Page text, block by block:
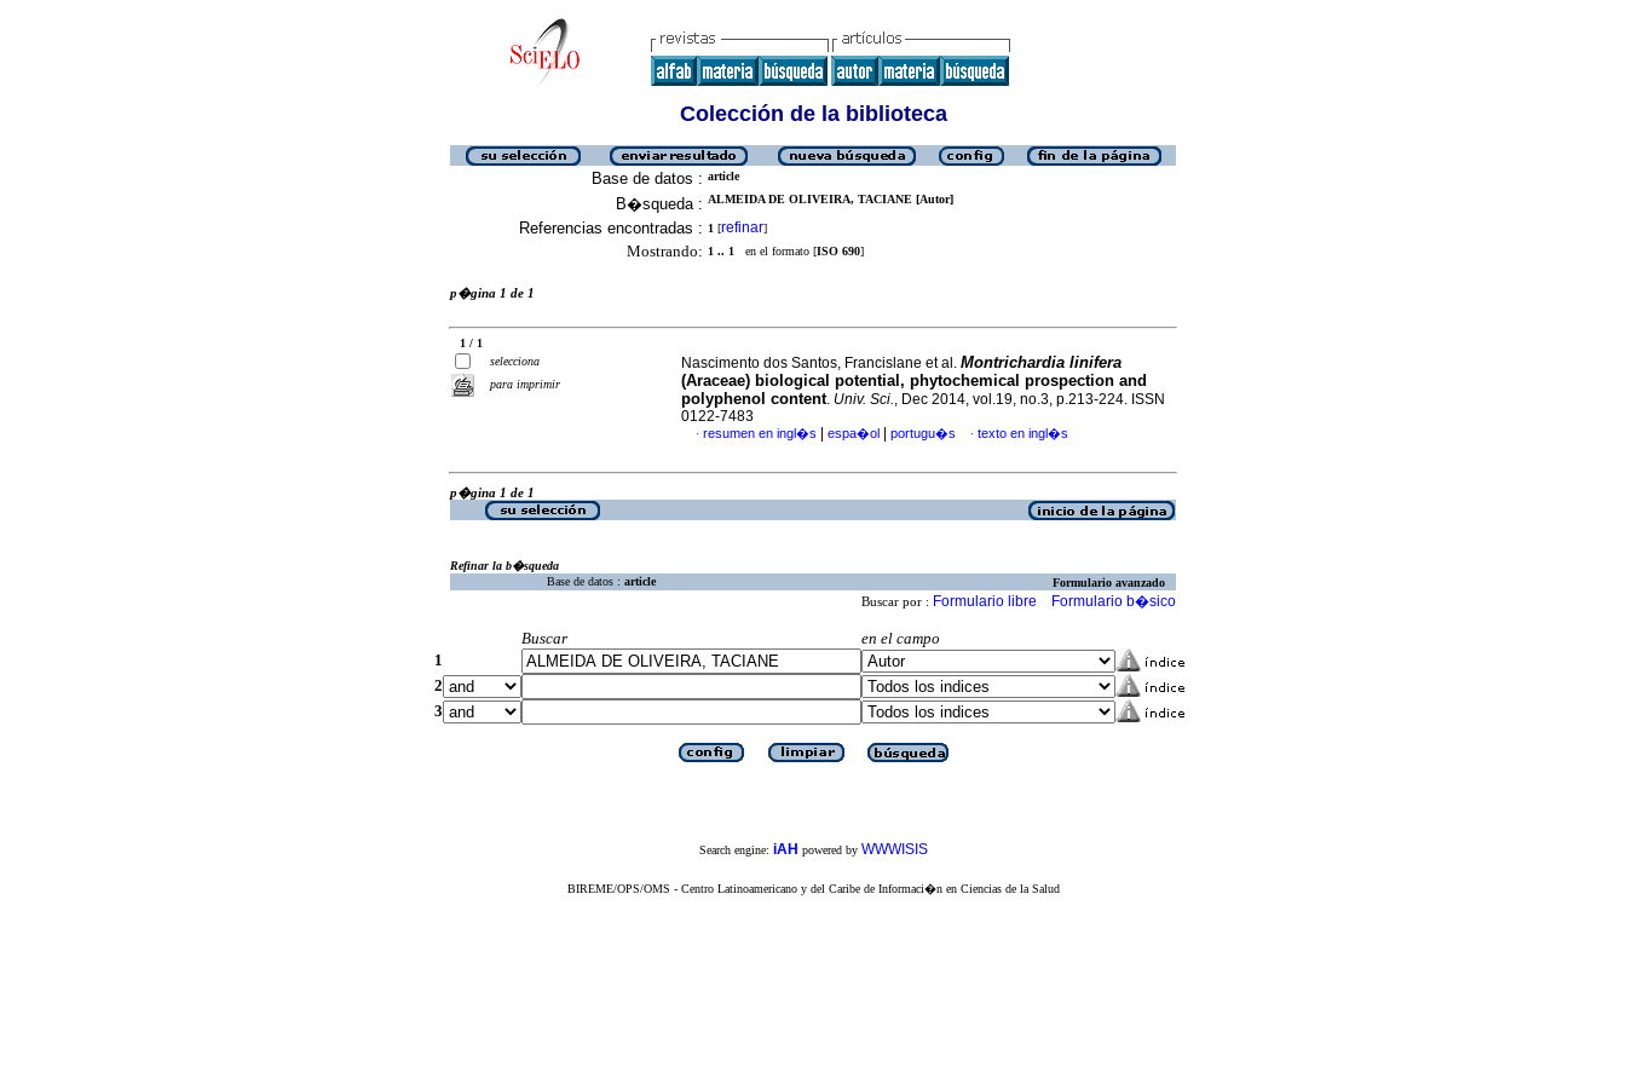
Colección de la biblioteca
Base de datos : article
B�squeda : ALMEIDA DE OLIVEIRA, TACIANE [Autor]
Referencias encontradas : 1 [refinar]
Mostrando: 1 .. 1 en el formato [ISO 690]
p�gina 1 de 1
1 / 1
selecciona
para imprimir
Nascimento dos Santos, Francislane et al. Montrichardia linifera
(Araceae) biological potential, phytochemical prospection and
polyphenol content. Univ. Sci., Dec 2014, vol.19, no.3, p.213-224. ISSN
0122-7483
· resumen en ingl�s espa�ol portugu�s · texto en ingl�s
p�gina 1 de 1
Refinar la b�squeda
Base de datos : article Formulario avanzado
Buscar por : Formulario libre Formulario b�sico
Buscar
en el campo
1
2
3
Search engine: iAH powered by WWWISIS
BIREME/OPS/OMS - Centro Latinoamericano y del Caribe de Informaci�n en Ciencias de la Salud